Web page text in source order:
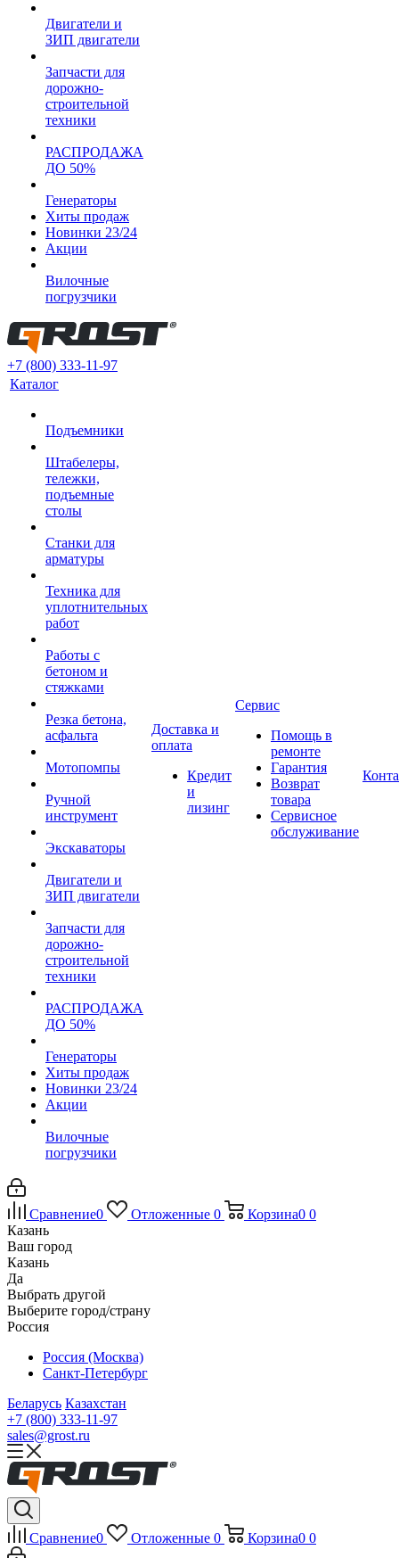
Двигатели и
ЗИП двигатели
Запчасти для
дорожно-
строительной
техники
РАСПРОДАЖА
ДО 50%
Генераторы
Хиты продаж
Новинки 23/24
Акции
Вилочные
погрузчики
+7 (800) 333-11-97
Каталог
Подъемники
Штабелеры,
тележки,
подъемные
столы
Станки для
арматуры
Техника для
уплотнительных
работ
Работы с
бетоном и
стяжками
Резка бетона,
асфальта
Мотопомпы
Ручной
инструмент
Экскаваторы
Двигатели и
ЗИП двигатели
Запчасти для
дорожно-
строительной
техники
РАСПРОДАЖА
ДО 50%
Генераторы
Хиты продаж
Новинки 23/24
Акции
Вилочные
погрузчики
Доставка и
оплата
Кредит
и
лизинг
Сервис
Помощь в
ремонте
Гарантия
Возврат
товара
Сервисное
обслуживание
Сравнение0 Отложенные 0 Корзина0 0
Казань
Ваш город
Казань
Да
Выбрать другой
Выберите город/страну
Россия
Россия (Москва)
Санкт-Петербург
Беларусь Казахстан
+7 (800) 333-11-97
sales@grost.ru
Сравнение0 Отложенные 0 Корзина0 0